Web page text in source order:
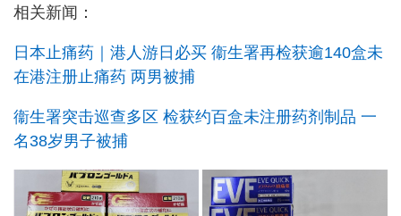
相关新闻：
日本止痛药｜港人游日必买 衞生署再检获逾140盒未
在港注册止痛药 两男被捕
衞生署突击巡查多区 检获约百盒未注册药剂制品 一
名38岁男子被捕